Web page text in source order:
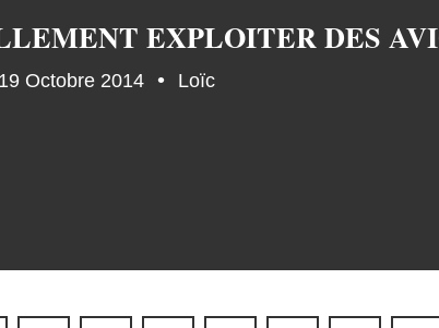
EXPLOITER DES
19 Octobre 2014 Loïc